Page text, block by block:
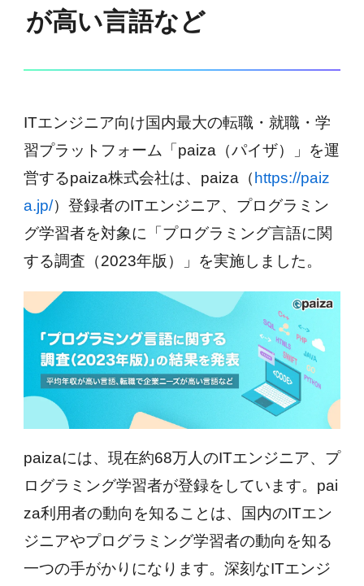
が高い言語など
ITエンジニア向け国内最大の転職・就職・学
習プラットフォーム「paiza（パイザ）」を運
営するpaiza株式会社は、paiza（ https://paiz
a.jp/）登録者のITエンジニア、プログラミン
グ学習者を対象に「プログラミング言語に関
する調査（2023年版）」を実施しました。
paizaには、現在約68万人のITエンジニア、プ
ログラミング学習者が登録をしています。pai
za利用者の動向を知ることは、国内のITエン
ジニアやプログラミング学習者の動向を知る
一つの手がかりになります。深刻なITエンジ